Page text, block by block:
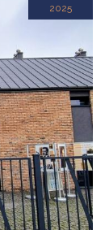
2025